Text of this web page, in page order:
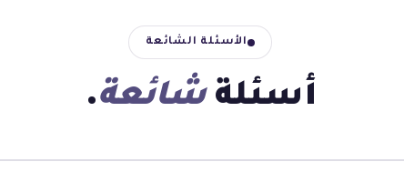
الأسئلة الشائعة
أسئلة شائعة.